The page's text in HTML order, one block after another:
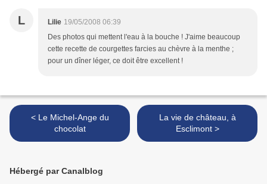
L Lilie 19/05/2008 06:39
Des photos qui mettent l'eau à la bouche ! J'aime beaucoup
cette recette de courgettes farcies au chèvre à la menthe ;
pour un dîner léger, ce doit être excellent !
< Le Michel-Ange du
chocolat
La vie de château, à
Esclimont >
Hébergé par Canalblog